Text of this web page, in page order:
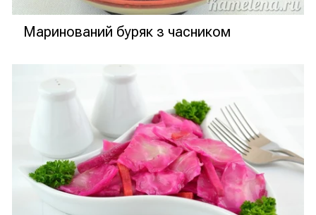
Маринований буряк з часником